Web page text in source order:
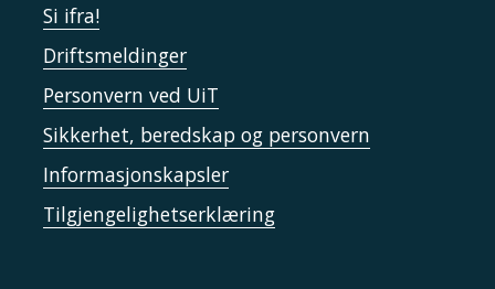
Si ifra!
Driftsmeldinger
Personvern ved UiT
Sikkerhet, beredskap og personvern
Informasjonskapsler
Tilgjengelighetserklæring